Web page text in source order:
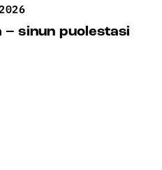
– sinun puolestasi